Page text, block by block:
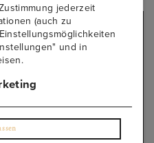
jederzeit
(auch zu
und in